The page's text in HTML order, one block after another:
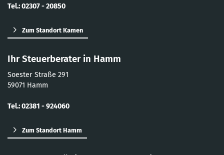
Tel.: 02307 - 20850
Zum Standort Kamen
Ihr Steuerberater in Hamm
Soester Straße 291
59071 Hamm
Tel.: 02381 - 924060
Zum Standort Hamm